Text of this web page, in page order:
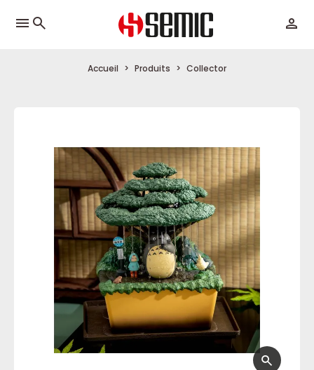
menu
Accueil Produits Collector